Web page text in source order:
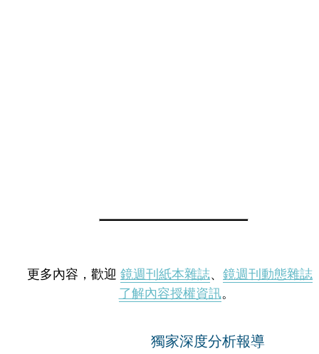
更多內容，歡迎 鏡週刊紙本雜誌、 鏡週刊動態雜誌
了解內容授權資訊。
獨家深度分析報導